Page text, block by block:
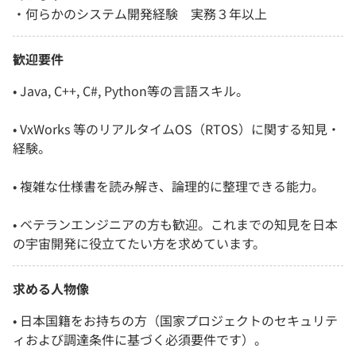
・何らかのシステム開発経験 実務３年以上
歓迎要件
• Java, C++, C#, Python等の言語スキル。
• VxWorks 等のリアルタイムOS（RTOS）に関する知見・
経験。
• 複雑な仕様書を読み解き、論理的に整理できる能力。
• ベテランエンジニアの方も歓迎。これまでの知見を日本
の宇宙開発に役立てたい方を求めています。
求める人物像
• 日本国籍をお持ちの方（国家プロジェクトのセキュリテ
ィおよび調達条件に基づく必須要件です）。